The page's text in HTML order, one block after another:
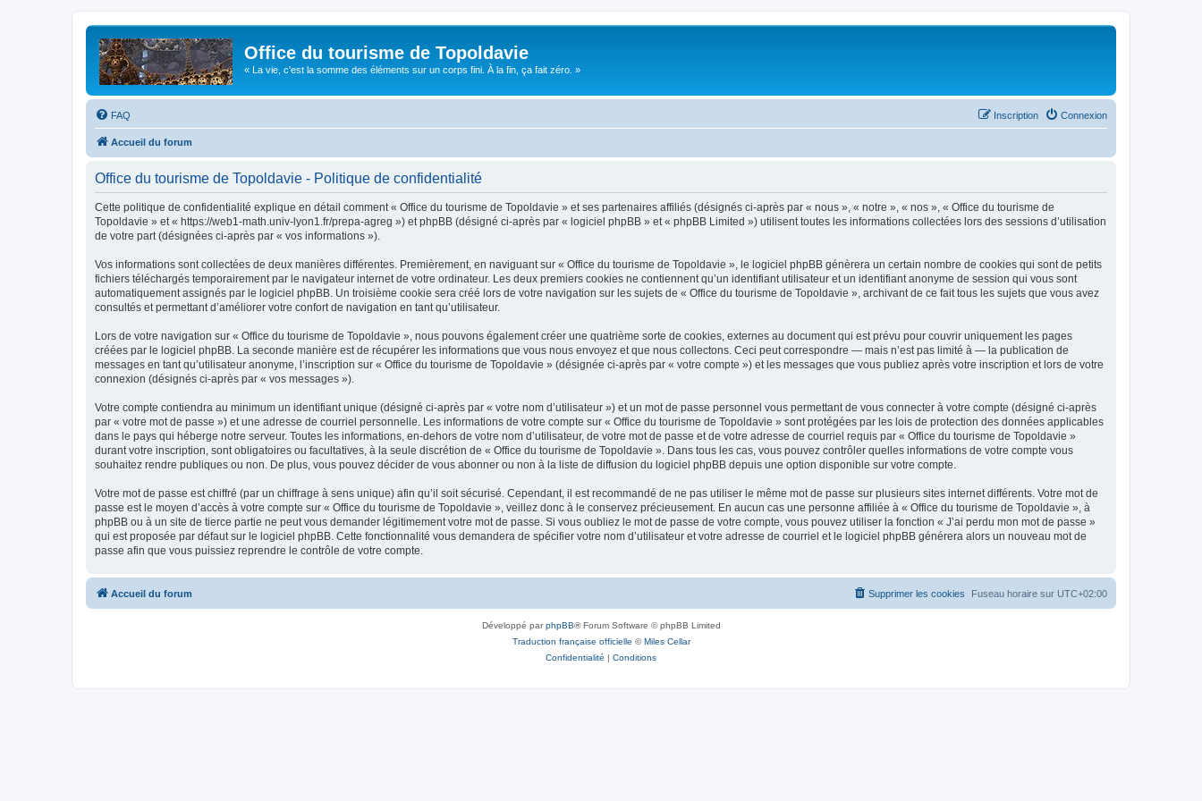
Office du tourisme de Topoldavie
« La vie, c'est la somme des éléments sur un corps fini. À la fin, ça fait zéro. »
FAQ Connexion
Inscription
Accueil du forum
Office du tourisme de Topoldavie - Politique de confidentialité
Cette politique de confidentialité explique en détail comment « Office du tourisme de Topoldavie » et ses partenaires affiliés (désignés ci-après par « nous », « notre », « nos », « Office du tourisme de
Topoldavie » et « https://web1-math.univ-lyon1.fr/prepa-agreg ») et phpBB (désigné ci-après par « logiciel phpBB » et « phpBB Limited ») utilisent toutes les informations collectées lors des sessions d’utilisation
de votre part (désignées ci-après par « vos informations »).
Vos informations sont collectées de deux manières différentes. Premièrement, en naviguant sur « Office du tourisme de Topoldavie », le logiciel phpBB génèrera un certain nombre de cookies qui sont de petits
fichiers téléchargés temporairement par le navigateur internet de votre ordinateur. Les deux premiers cookies ne contiennent qu’un identifiant utilisateur et un identifiant anonyme de session qui vous sont
automatiquement assignés par le logiciel phpBB. Un troisième cookie sera créé lors de votre navigation sur les sujets de « Office du tourisme de Topoldavie », archivant de ce fait tous les sujets que vous avez
consultés et permettant d’améliorer votre confort de navigation en tant qu’utilisateur.
Lors de votre navigation sur « Office du tourisme de Topoldavie », nous pouvons également créer une quatrième sorte de cookies, externes au document qui est prévu pour couvrir uniquement les pages
créées par le logiciel phpBB. La seconde manière est de récupérer les informations que vous nous envoyez et que nous collectons. Ceci peut correspondre — mais n’est pas limité à — la publication de
messages en tant qu’utilisateur anonyme, l’inscription sur « Office du tourisme de Topoldavie » (désignée ci-après par « votre compte ») et les messages que vous publiez après votre inscription et lors de votre
connexion (désignés ci-après par « vos messages »).
Votre compte contiendra au minimum un identifiant unique (désigné ci-après par « votre nom d’utilisateur ») et un mot de passe personnel vous permettant de vous connecter à votre compte (désigné ci-après
par « votre mot de passe ») et une adresse de courriel personnelle. Les informations de votre compte sur « Office du tourisme de Topoldavie » sont protégées par les lois de protection des données applicables
dans le pays qui héberge notre serveur. Toutes les informations, en-dehors de votre nom d’utilisateur, de votre mot de passe et de votre adresse de courriel requis par « Office du tourisme de Topoldavie »
durant votre inscription, sont obligatoires ou facultatives, à la seule discrétion de « Office du tourisme de Topoldavie ». Dans tous les cas, vous pouvez contrôler quelles informations de votre compte vous
souhaitez rendre publiques ou non. De plus, vous pouvez décider de vous abonner ou non à la liste de diffusion du logiciel phpBB depuis une option disponible sur votre compte.
Votre mot de passe est chiffré (par un chiffrage à sens unique) afin qu’il soit sécurisé. Cependant, il est recommandé de ne pas utiliser le même mot de passe sur plusieurs sites internet différents. Votre mot de
passe est le moyen d’accès à votre compte sur « Office du tourisme de Topoldavie », veillez donc à le conservez précieusement. En aucun cas une personne affiliée à « Office du tourisme de Topoldavie », à
phpBB ou à un site de tierce partie ne peut vous demander légitimement votre mot de passe. Si vous oubliez le mot de passe de votre compte, vous pouvez utiliser la fonction « J’ai perdu mon mot de passe »
qui est proposée par défaut sur le logiciel phpBB. Cette fonctionnalité vous demandera de spécifier votre nom d’utilisateur et votre adresse de courriel et le logiciel phpBB générera alors un nouveau mot de
passe afin que vous puissiez reprendre le contrôle de votre compte.
Accueil du forum Fuseau horaire sur UTC+02:00
Supprimer les cookies
Développé parphpBB® Forum Software © phpBB Limited
Traduction française officielle ©Miles Cellar
Confidentialité | Conditions